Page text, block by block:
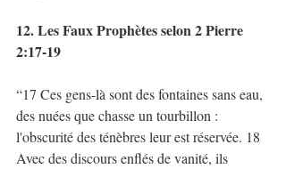
12. Les Faux Prophètes selon 2 Pierre
2:17-19
“17 Ces gens-là sont des fontaines sans eau,
des nuées que chasse un tourbillon :
l'obscurité des ténèbres leur est réservée. 18
Avec des discours enflés de vanité, ils